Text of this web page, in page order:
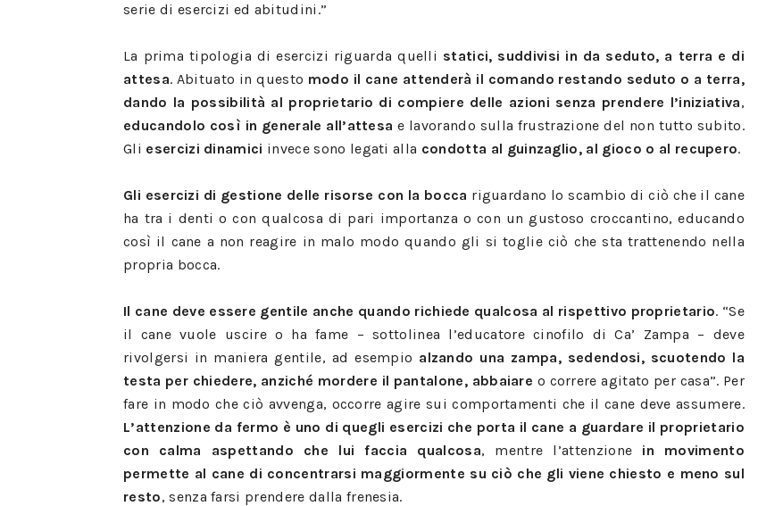
serie di esercizi ed abitudini.”
La prima tipologia di esercizi riguarda quelli statici, suddivisi in da seduto, a terra e di
attesa. Abituato in questo modo il cane attenderà il comando restando seduto o a terra,
dando la possibilità al proprietario di compiere delle azioni senza prendere l’iniziativa,
educandolo così in generale all’attesa e lavorando sulla frustrazione del non tutto subito.
Gli esercizi dinamici invece sono legati alla condotta al guinzaglio, al gioco o al recupero.
Gli esercizi di gestione delle risorse con la bocca riguardano lo scambio di ciò che il cane
ha tra i denti o con qualcosa di pari importanza o con un gustoso croccantino, educando
così il cane a non reagire in malo modo quando gli si toglie ciò che sta trattenendo nella
propria bocca.
Il cane deve essere gentile anche quando richiede qualcosa al rispettivo proprietario. “Se
il cane vuole uscire o ha fame – sottolinea l’educatore cinofilo di Ca’ Zampa – deve
rivolgersi in maniera gentile, ad esempio alzando una zampa, sedendosi, scuotendo la
testa per chiedere, anziché mordere il pantalone, abbaiare o correre agitato per casa”. Per
fare in modo che ciò avvenga, occorre agire sui comportamenti che il cane deve assumere.
L’attenzione da fermo è uno di quegli esercizi che porta il cane a guardare il proprietario
con calma aspettando che lui faccia qualcosa, mentre l’attenzione in movimento
permette al cane di concentrarsi maggiormente su ciò che gli viene chiesto e meno sul
resto, senza farsi prendere dalla frenesia.